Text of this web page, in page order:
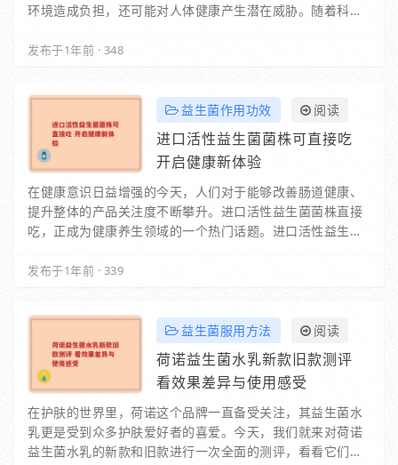
环境造成负担，还可能对人体健康产生潜在威胁。随着科技
发布于1年前 · 348
益生菌作用功效 阅读
进口活性益生菌菌株可直接吃
开启健康新体验
在健康意识日益增强的今天，人们对于能够改善肠道健康、
提升整体的产品关注度不断攀升。进口活性益生菌菌株直接
吃，正成为健康养生领域的一个热门话题。进口活性益生菌
发布于1年前 · 339
益生菌服用方法 阅读
荷诺益生菌水乳新款旧款测评
看效果差异与使用感受
在护肤的世界里，荷诺这个品牌一直备受关注，其益生菌水
乳更是受到众多护肤爱好者的喜爱。今天，我们就来对荷诺
益生菌水乳的新款和旧款进行一次全面的测评，看看它们各